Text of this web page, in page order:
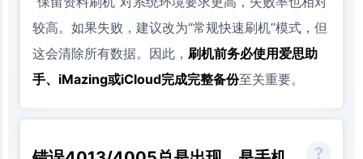
较高。如果失败，建议改为“常规快速刷机”模式，但
这会清除所有数据。因此， 刷机前务必使用爱思助
手、iMazing或iCloud完成完整备份至关重要。